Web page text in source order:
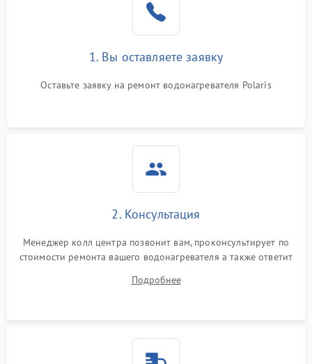
1. Вы оставляете заявку
Оставьте заявку на ремонт водонагревателя Polaris
2. Консультация
Менеджер колл центра позвонит вам, проконсультирует по
стоимости ремонта вашего водонагревателя а также ответит
Подробнее